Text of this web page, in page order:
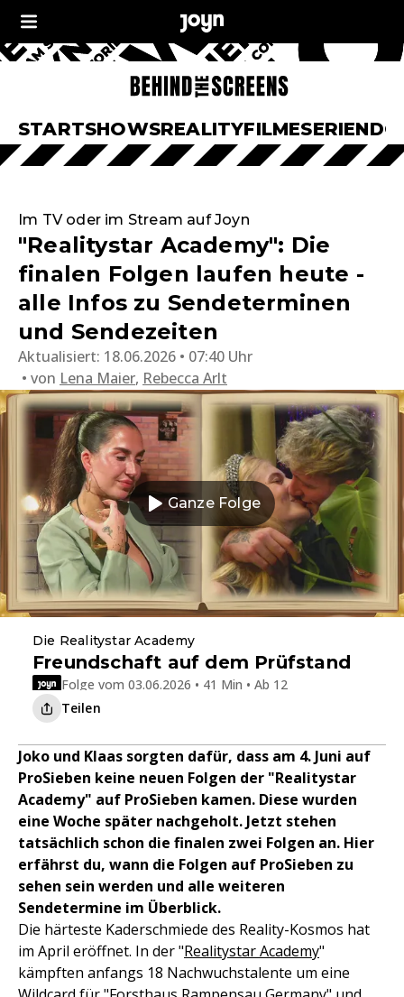
STARTSHOWSREALITYFILMESERIEN
Im TV oder im Stream auf Joyn
"Realitystar Academy": Die
finalen Folgen laufen heute -
alle Infos zu Sendeterminen
und Sendezeiten
Aktualisiert: 18.06.2026 • 07:40 Uhr
von Lena Maier, Rebecca Arlt
Ganze Folge
Die Realitystar Academy
Freundschaft auf dem Prüfstand
Folge vom 03.06.2026 • 41 Min • Ab 12
Teilen
Joko und Klaas sorgten dafür, dass am 4. Juni auf
ProSieben keine neuen Folgen der "Realitystar
Academy" auf ProSieben kamen. Diese wurden
eine Woche später nachgeholt. Jetzt stehen
tatsächlich schon die finalen zwei Folgen an. Hier
erfährst du, wann die Folgen auf ProSieben zu
sehen sein werden und alle weiteren
Sendetermine im Überblick.
Die härteste Kaderschmiede des Reality-Kosmos hat
im April eröffnet. In der "Realitystar Academy"
kämpften anfangs 18 Nachwuchstalente um eine